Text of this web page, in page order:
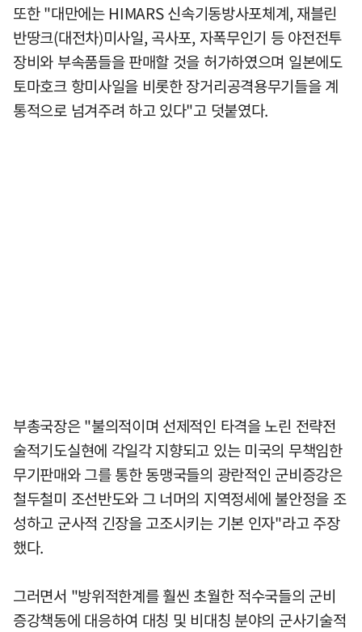
또한 "대만에는 HIMARS 신속기동방사포체계, 재블린
반땅크(대전차)미사일, 곡사포, 자폭무인기 등 야전전투
장비와 부속품들을 판매할 것을 허가하였으며 일본에도
토마호크 항미사일을 비롯한 장거리공격용무기들을 계
통적으로 넘겨주려 하고 있다"고 덧붙였다.
부총국장은 "불의적이며 선제적인 타격을 노린 전략전
술적기도실현에 각일각 지향되고 있는 미국의 무책임한
무기판매와 그를 통한 동맹국들의 광란적인 군비증강은
철두철미 조선반도와 그 너머의 지역정세에 불안정을 조
성하고 군사적 긴장을 고조시키는 기본 인자"라고 주장
했다.
그러면서 "방위적한계를 훨씬 초월한 적수국들의 군비
증강책동에 대응하여 대칭 및 비대칭 분야의 군사기술적